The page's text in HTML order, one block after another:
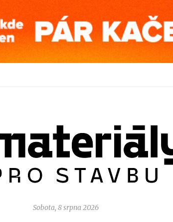
Sobota, 8 srpna 2026